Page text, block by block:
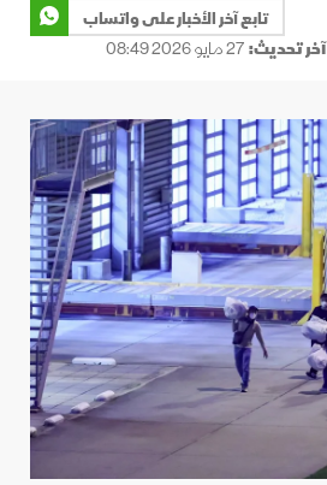
تابع آخر الأخبار على واتساب
آخر تحديث:27 مايو 2026 08:49